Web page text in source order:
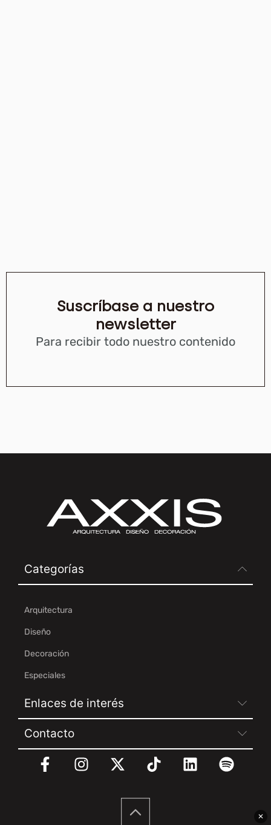
Suscríbase a nuestro
newsletter
Para recibir todo nuestro contenido
✕
Categorías
Arquitectura
Diseño
Decoración
Especiales
Enlaces de interés
Contacto